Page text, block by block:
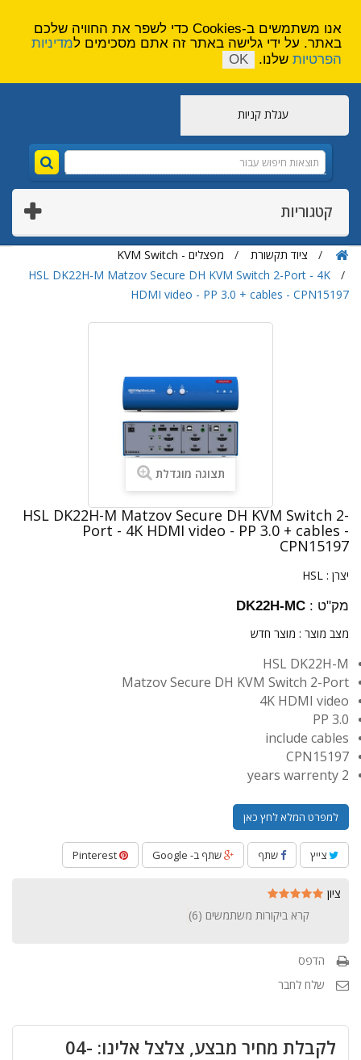
עגלת קניות
קטגוריות
ציוד תקשורת
מפצלים - KVM Switch
HSL DK22H-M Matzov Secure DH KVM Switch 2-Port - 4K
HDMI video - PP 3.0 + cables - CPN15197
תצוגה מוגדלת
HSL DK22H-M Matzov Secure DH KVM Switch 2-
Port - 4K HDMI video - PP 3.0 + cables -
CPN15197
יצרן : HSL
מק"ט : DK22H-MC
מצב מוצר : מוצר חדש
HSL DK22H-M
Matzov Secure DH KVM Switch 2-Port
4K HDMI video
PP 3.0
include cables
CPN15197
2 years warrenty
למפרט המלא לחץ כאן
צייץ שתף שתף ב- Google
ציון
קרא ביקורות משתמשים (6
)
הדפס
שלח לחבר
לקבלת מחיר מבצע, צלצל אלינו: 04-
אנו משתמשים ב-Cookies כדי לשפר את החוויה שלכם
באתר. על ידי גלישה באתר זה אתם מסכימים למדיניות
הפרטיות שלנו. OK